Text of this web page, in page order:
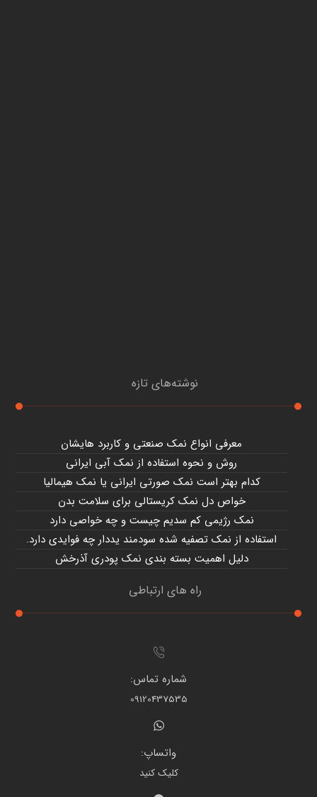
نوشته‌های تازه
معرفی انواع نمک صنعتی و کاربرد هایشان
روش و نحوه استفاده از نمک آبی ایرانی
کدام بهتر است نمک صورتی ایرانی یا نمک هیمالیا
خواص دل نمک کریستالی برای سلامت بدن
نمک رژیمی کم سدیم چیست و چه خواصی دارد
استفاده از نمک تصفیه شده سودمند یددار چه فوایدی دارد.
دلیل اهمیت بسته بندی نمک پودری آذرخش
راه های ارتباطی
شماره تماس:
09120437535
واتساپ:
کلیک کنید